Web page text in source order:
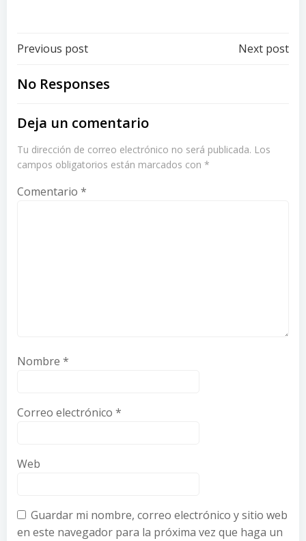
Post
navigation
Previous post Next post
No Responses
Deja un comentario
Tu dirección de correo electrónico no será publicada. Los
campos obligatorios están marcados con *
Comentario *
Nombre *
Correo electrónico *
Web
Guardar mi nombre, correo electrónico y sitio web
en este navegador para la próxima vez que haga un